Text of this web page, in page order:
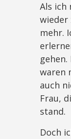
Als ich
wieder
mehr.
waren
auch
Frau,
stand.
Doch